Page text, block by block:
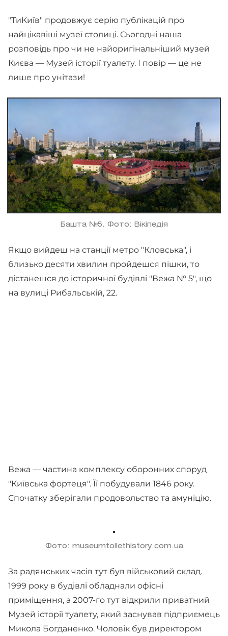
"ТиКиїв" продовжує серію публікацій про
найцікавіші музеї столиці. Сьогодні наша
розповідь про чи не найоригінальніший музей
Києва — Музей історії туалету. І повір — це не
лише про унітази!
Башта №5. Фото: Вікіпедія
Якщо вийдеш на станції метро "Кловська", і
близько десяти хвилин пройдешся пішки, то
дістанешся до історичної будівлі "Вежа № 5", що
на вулиці Рибальській, 22.
Вежа — частина комплексу оборонних споруд
"Київська фортеця". Її побудували 1846 року.
Спочатку зберігали продовольство та амуніцію.
Фото: museumtoilethistory.com.ua
За радянських часів тут був військовий склад.
1999 року в будівлі обладнали офісні
приміщення, а 2007-го тут відкрили приватний
Музей історії туалету, який заснував підприємець
Микола Богданенко. Чоловік був директором